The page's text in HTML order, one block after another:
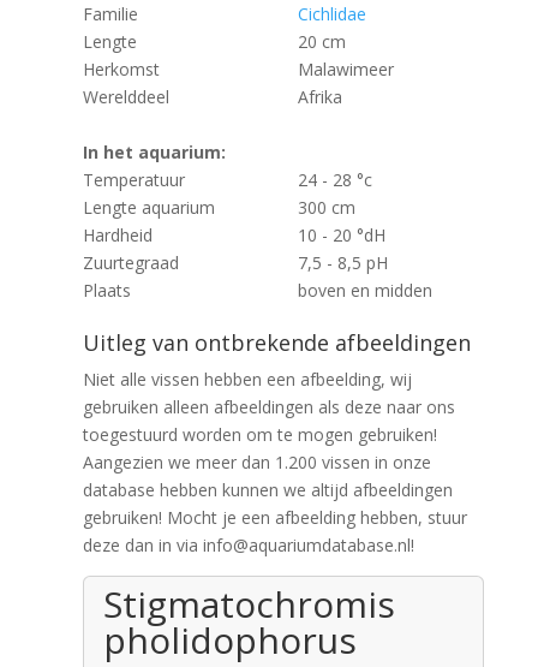
Familie
Cichlidae
Lengte
20 cm
Herkomst
Malawimeer
Werelddeel
Afrika
In het aquarium:
Temperatuur
24 - 28 °c
Lengte aquarium
300 cm
Hardheid
10 - 20 °dH
Zuurtegraad
7,5 - 8,5 pH
Plaats
boven en midden
Uitleg van ontbrekende afbeeldingen
Niet alle vissen hebben een afbeelding, wij
gebruiken alleen afbeeldingen als deze naar ons
toegestuurd worden om te mogen gebruiken!
Aangezien we meer dan 1.200 vissen in onze
database hebben kunnen we altijd afbeeldingen
gebruiken! Mocht je een afbeelding hebben, stuur
deze dan in via info@aquariumdatabase.nl!
Stigmatochromis
pholidophorus